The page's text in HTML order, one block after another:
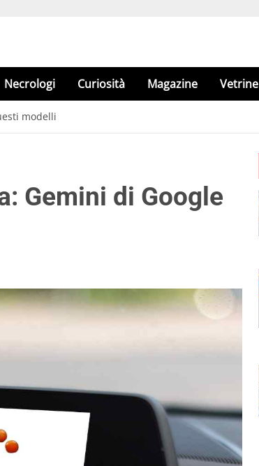
Necrologi Curiosità Magazine Vetrine
modelli
Gemini di Google